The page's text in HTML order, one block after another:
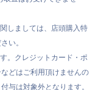
しましては、店頭購入特
い。
。クレジットカード・ポ
どはご利用頂けませんの
与は対象外となります。